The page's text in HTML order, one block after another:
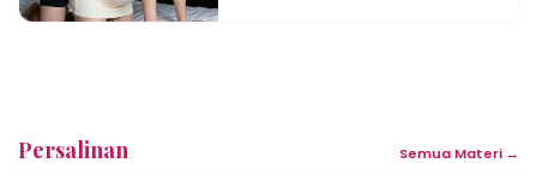
Persalinan Semua Materi →